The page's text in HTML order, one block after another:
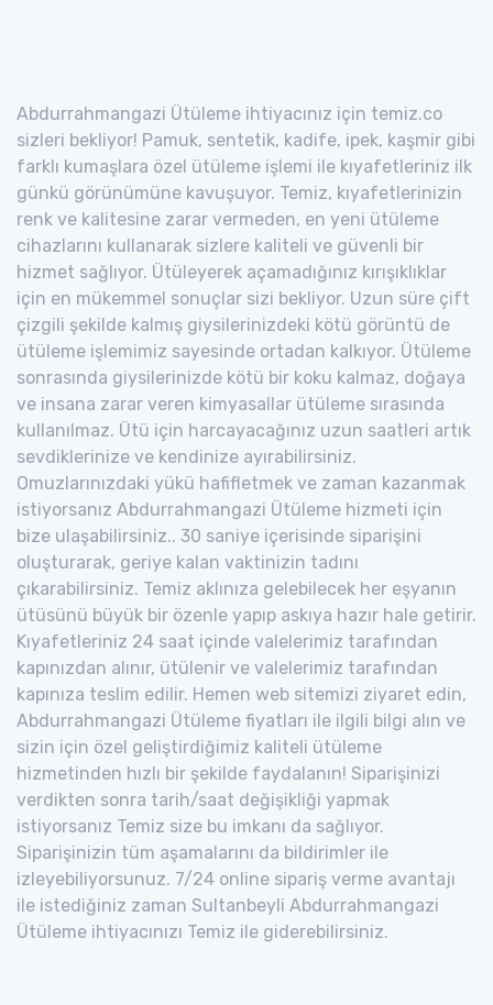
Abdurrahmangazi Ütüleme ihtiyacınız için temiz.co
sizleri bekliyor! Pamuk, sentetik, kadife, ipek, kaşmir gibi
farklı kumaşlara özel ütüleme işlemi ile kıyafetleriniz ilk
günkü görünümüne kavuşuyor. Temiz, kıyafetlerinizin
renk ve kalitesine zarar vermeden, en yeni ütüleme
cihazlarını kullanarak sizlere kaliteli ve güvenli bir
hizmet sağlıyor. Ütüleyerek açamadığınız kırışıklıklar
için en mükemmel sonuçlar sizi bekliyor. Uzun süre çift
çizgili şekilde kalmış giysilerinizdeki kötü görüntü de
ütüleme işlemimiz sayesinde ortadan kalkıyor. Ütüleme
sonrasında giysilerinizde kötü bir koku kalmaz, doğaya
ve insana zarar veren kimyasallar ütüleme sırasında
kullanılmaz. Ütü için harcayacağınız uzun saatleri artık
sevdiklerinize ve kendinize ayırabilirsiniz.
Omuzlarınızdaki yükü hafifletmek ve zaman kazanmak
istiyorsanız Abdurrahmangazi Ütüleme hizmeti için
bize ulaşabilirsiniz.. 30 saniye içerisinde siparişini
oluşturarak, geriye kalan vaktinizin tadını
çıkarabilirsiniz. Temiz aklınıza gelebilecek her eşyanın
ütüsünü büyük bir özenle yapıp askıya hazır hale getirir.
Kıyafetleriniz 24 saat içinde valelerimiz tarafından
kapınızdan alınır, ütülenir ve valelerimiz tarafından
kapınıza teslim edilir. Hemen web sitemizi ziyaret edin,
Abdurrahmangazi Ütüleme fiyatları ile ilgili bilgi alın ve
sizin için özel geliştirdiğimiz kaliteli ütüleme
hizmetinden hızlı bir şekilde faydalanın! Siparişinizi
verdikten sonra tarih/saat değişikliği yapmak
istiyorsanız Temiz size bu imkanı da sağlıyor.
Siparişinizin tüm aşamalarını da bildirimler ile
izleyebiliyorsunuz. 7/24 online sipariş verme avantajı
ile istediğiniz zaman Sultanbeyli Abdurrahmangazi
Ütüleme ihtiyacınızı Temiz ile giderebilirsiniz.